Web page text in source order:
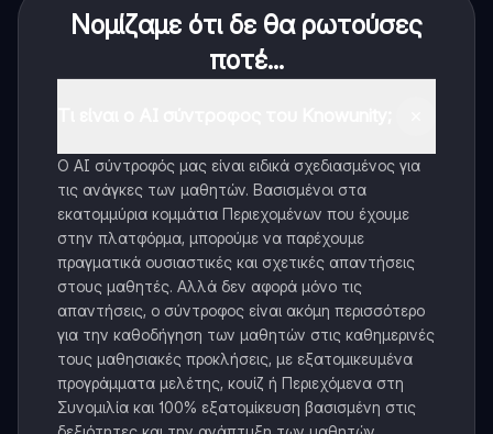
Νομίζαμε ότι δε θα ρωτούσες
ποτέ...
Ο AI σύντροφός μας είναι ειδικά σχεδιασμένος για
τις ανάγκες των μαθητών. Βασισμένοι στα
εκατομμύρια κομμάτια Περιεχομένων που έχουμε
στην πλατφόρμα, μπορούμε να παρέχουμε
πραγματικά ουσιαστικές και σχετικές απαντήσεις
στους μαθητές. Αλλά δεν αφορά μόνο τις
απαντήσεις, ο σύντροφος είναι ακόμη περισσότερο
για την καθοδήγηση των μαθητών στις καθημερινές
τους μαθησιακές προκλήσεις, με εξατομικευμένα
προγράμματα μελέτης, κουίζ ή Περιεχόμενα στη
Συνομιλία και 100% εξατομίκευση βασισμένη στις